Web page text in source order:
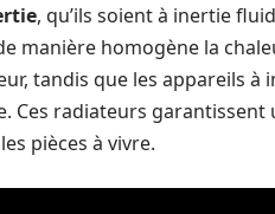
, qu’ils soient à inertie
manière homogène la
tandis que les appareils
Ces radiateurs
pièces à vivre.